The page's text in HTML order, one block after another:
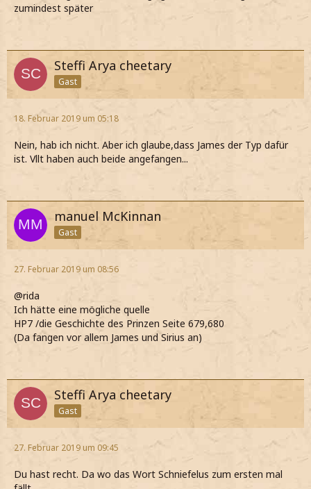
zumindest später
Steffi Arya cheetary
Gast
18. Februar 2019 um 05:18
Nein, hab ich nicht. Aber ich glaube,dass James der Typ dafür
ist. Vllt haben auch beide angefangen...
manuel McKinnan
Gast
27. Februar 2019 um 08:56
@rida
Ich hätte eine mögliche quelle
HP7 /die Geschichte des Prinzen Seite 679,680
(Da fangen vor allem James und Sirius an)
Steffi Arya cheetary
Gast
27. Februar 2019 um 09:45
Du hast recht. Da wo das Wort Schniefelus zum ersten mal